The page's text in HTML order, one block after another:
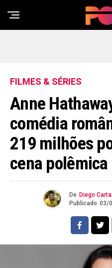
FILMES & SÉRIES
Anne
comédia
219 milhões
cena polêmica
De Diego
Publicado 03/